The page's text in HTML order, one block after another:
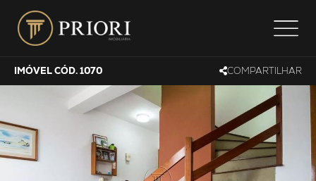
IMÓVEL CÓD. 1070 COMPARTILHAR